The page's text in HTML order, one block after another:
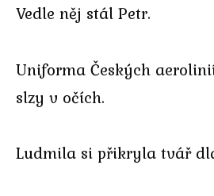
Vedle něj stál Petr.
Uniforma Českých
slzy v očích.
Ludmila si přikryla tvář